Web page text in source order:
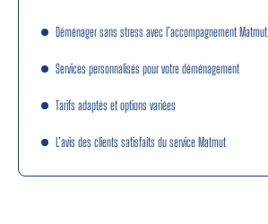
Déménager sans stress avec l’accompagnement Matmut
Services personnalisés pour votre déménagement
Tarifs adaptés et options variées
L’avis des clients satisfaits du service Matmut